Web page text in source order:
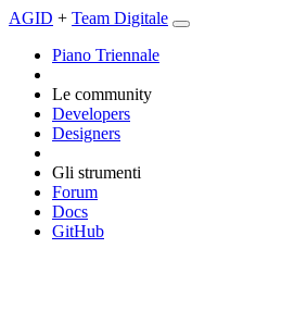
AGID + Team Digitale
Piano Triennale
Le community
Developers
Designers
Gli strumenti
Forum
Docs
GitHub